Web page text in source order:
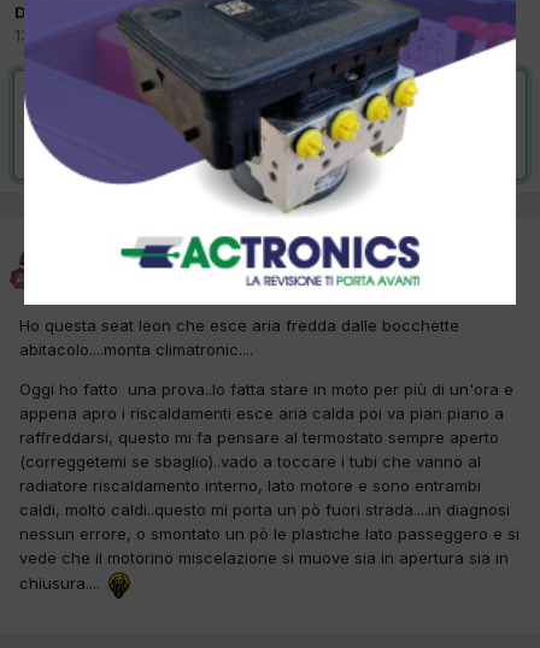
Da alfredo1981
13 Dicembre 2012in
VAI ALLA SOLUZIONE
Risolta da alfredo1981,24 Dicembre 2012
alfredo1981
13 Dicembre 2012
Ho questa seat leon che esce aria fredda dalle bocchette
abitacolo....monta climatronic....
Oggi ho fatto una prova..lo fatta stare in moto per più di un'ora e
appena apro i riscaldamenti esce aria calda poi va pian piano a
raffreddarsi, questo mi fa pensare al termostato sempre aperto
(correggetemi se sbaglio)..vado a toccare i tubi che vanno al
radiatore riscaldamento interno, lato motore e sono entrambi
caldi, molto caldi..questo mi porta un pò fuori strada....in diagnosi
nessun errore, o smontato un pò le plastiche lato passeggero e si
vede che il motorino miscelazione si muove sia in apertura sia in
chiusura....